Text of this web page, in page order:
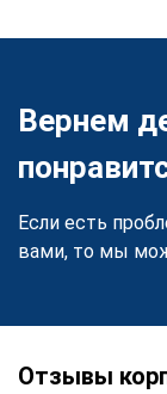
Вернем
Если есть
вами, то мы
Отзывы